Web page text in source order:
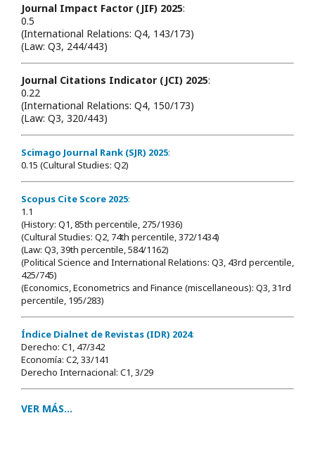
Journal Impact Factor (JIF) 2025:
0.5
(International Relations: Q4, 143/173)
(Law: Q3, 244/443)
Journal Citations Indicator (JCI) 2025:
0.22
(International Relations: Q4, 150/173)
(Law: Q3, 320/443)
Scimago Journal Rank (SJR) 2025:
0.15 (Cultural Studies: Q2)
Scopus Cite Score 2025:
1.1
(History: Q1, 85th percentile, 275/1936)
(Cultural Studies: Q2, 74th percentile, 372/1434)
(Law: Q3, 39th percentile, 584/1162)
(Political Science and International Relations: Q3, 43rd percentile,
425/745)
(Economics, Econometrics and Finance (miscellaneous): Q3, 31rd
percentile, 195/283)
Índice Dialnet de Revistas (IDR) 2024:
Derecho: C1, 47/342
Economía: C2, 33/141
Derecho Internacional: C1, 3/29
VER MÁS...